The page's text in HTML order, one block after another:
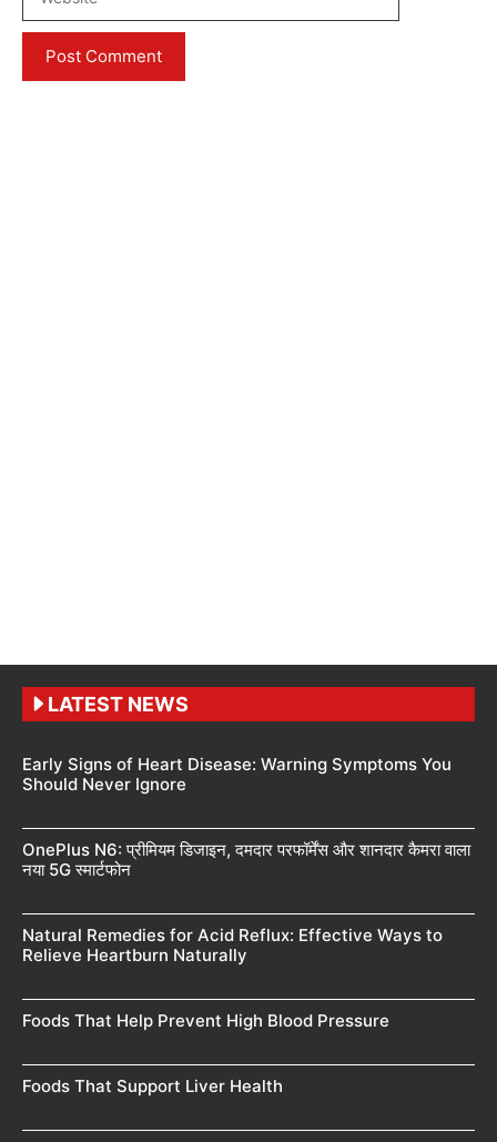
LATEST NEWS
Early Signs of Heart Disease: Warning Symptoms You
Should Never Ignore
OnePlus N6: प्रीमियम डिजाइन, दमदार परफॉर्मेंस और शानदार कैमरा वाला
नया 5G स्मार्टफोन
Natural Remedies for Acid Reflux: Effective Ways to
Relieve Heartburn Naturally
Foods That Help Prevent High Blood Pressure
Foods That Support Liver Health